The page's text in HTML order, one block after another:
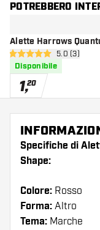
POTREBBERO
Alette Harrows
apri
5 stelle di valutazione
5.0 (3)
Disponibile
1,20
Specifiche di
Shape:
Colore: Rosso
Forma: Altro
Tema: Marche